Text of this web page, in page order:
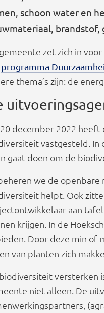
schoon water en
zet zich in
programma
thema’s zijn: de
december 2022 heeft
vastgesteld. In
gaat doen om de
we de
helpt. Ook
aan
krijgen. In de
Door deze min of
van planten zich
versterken
niet alleen. De